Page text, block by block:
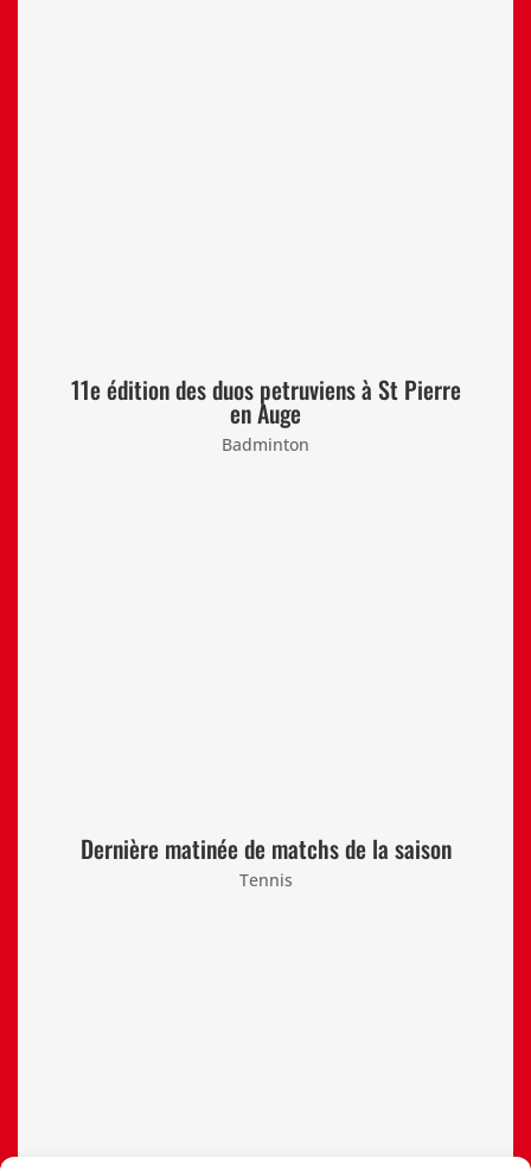
11e édition des duos petruviens à St Pierre
en Auge
Badminton
Dernière matinée de matchs de la saison
Tennis